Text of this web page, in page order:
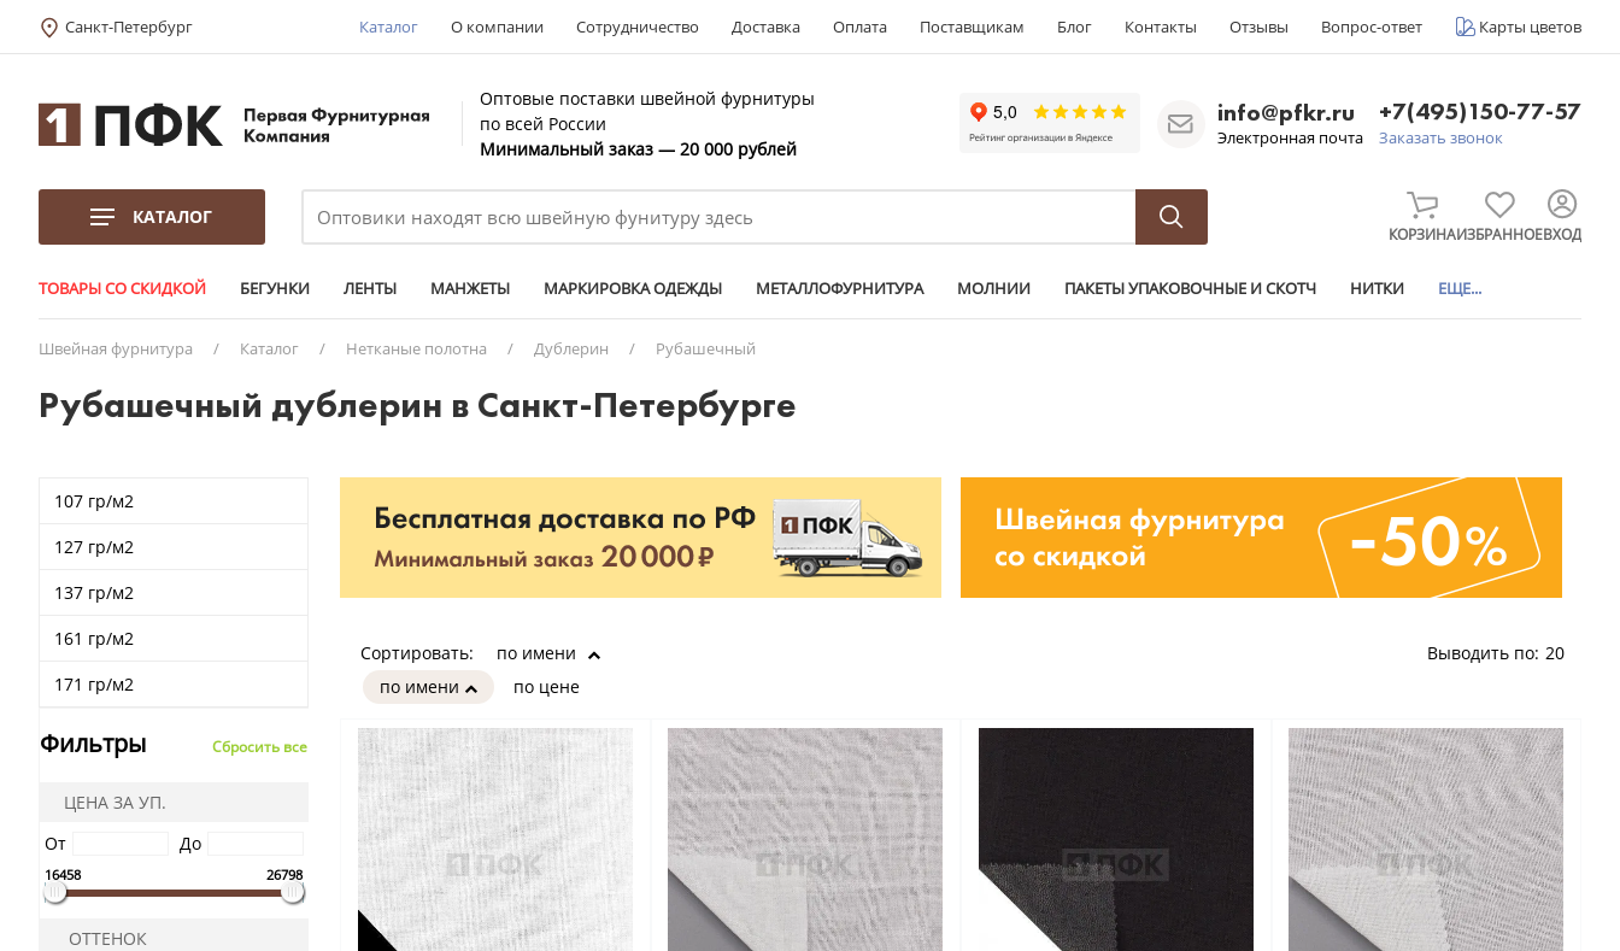
Санкт-Петербург Каталог О компании Сотрудничество Доставка Оплата Поставщикам Блог Контакты Отзывы Вопрос-ответ Карты цветов
Оптовые поставки швейной фурнитуры
по всей России
Минимальный заказ — 20 000 рублей
info@pfkr.ru
Электронная почта
+7(495)150-77-57
Заказать звонок
КАТАЛОГ
КОРЗИНАИЗБРАННОЕВХОД
ТОВАРЫ СО СКИДКОЙ БЕГУНКИ ЛЕНТЫ МАНЖЕТЫ МАРКИРОВКА ОДЕЖДЫ МЕТАЛЛОФУРНИТУРА МОЛНИИ ПАКЕТЫ УПАКОВОЧНЫЕ И СКОТЧ НИТКИ ЕЩЕ...
Швейная фурнитура / Каталог / Нетканые полотна / Дублерин / Рубашечный
Рубашечный дублерин в Санкт-Петербурге
107 гр/м2
127 гр/м2
137 гр/м2
161 гр/м2
171 гр/м2
Фильтры Сбросить все
ЦЕНА ЗА УП.
От
До
16458 26798
ОТТЕНОК
Сортировать:
по имени
по цене
по имени Выводить по: 20